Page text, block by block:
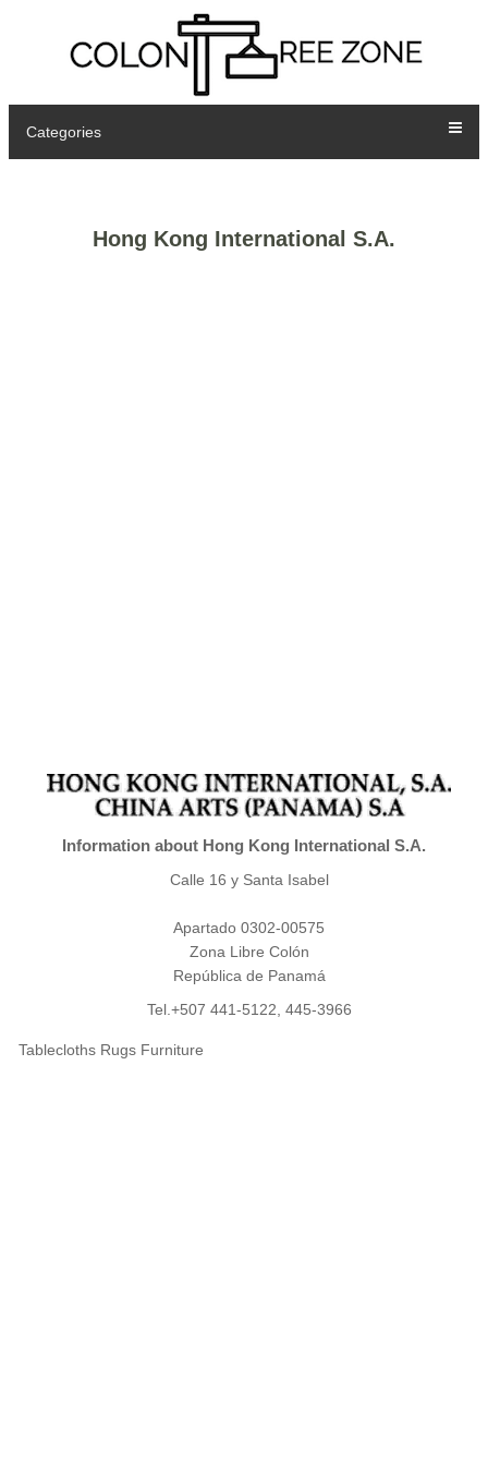
Categories
Hong Kong International S.A.
Information about Hong Kong International S.A.
Calle 16 y Santa Isabel
Apartado 0302-00575
Zona Libre Colón
República de Panamá
Tel.+507 441-5122, 445-3966
Tablecloths Rugs Furniture